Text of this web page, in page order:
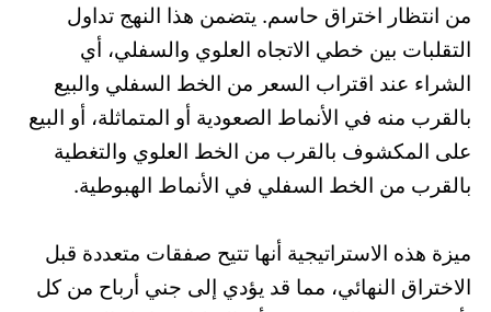
من انتظار اختراق حاسم. يتضمن هذا النهج تداول
التقلبات بين خطي الاتجاه العلوي والسفلي، أي
الشراء عند اقتراب السعر من الخط السفلي والبيع
بالقرب منه في الأنماط الصعودية أو المتماثلة، أو البيع
على المكشوف بالقرب من الخط العلوي والتغطية
بالقرب من الخط السفلي في الأنماط الهبوطية.
ميزة هذه الاستراتيجية أنها تتيح صفقات متعددة قبل
الاختراق النهائي، مما قد يؤدي إلى جني أرباح من كل